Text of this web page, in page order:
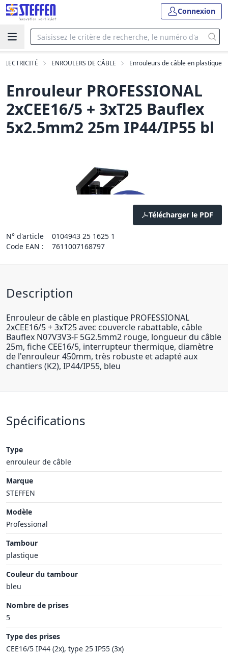
Connexion
ENROULERS DE CÂBLE Enrouleurs de câble en plastique
Enrouleur PROFESSIONAL
2xCEE16/5 + 3xT25 Bauflex
5x2.5mm2 25m IP44/IP55 bl
Télécharger le PDF
N° d'article
0104943 25 1625 1
Code EAN :
7611007168797
Description
Enrouleur de câble en plastique PROFESSIONAL
2xCEE16/5 + 3xT25 avec couvercle rabattable, câble
Bauflex N07V3V3-F 5G2.5mm2 rouge, longueur du câble
25m, fiche CEE16/5, interrupteur thermique, diamètre
de l'enrouleur 450mm, très robuste et adapté aux
chantiers (K2), IP44/IP55, bleu
Spécifications
Type
enrouleur de câble
Marque
STEFFEN
Modèle
Professional
Tambour
plastique
Couleur du tambour
bleu
Nombre de prises
5
Type des prises
CEE16/5 IP44 (2x), type 25 IP55 (3x)